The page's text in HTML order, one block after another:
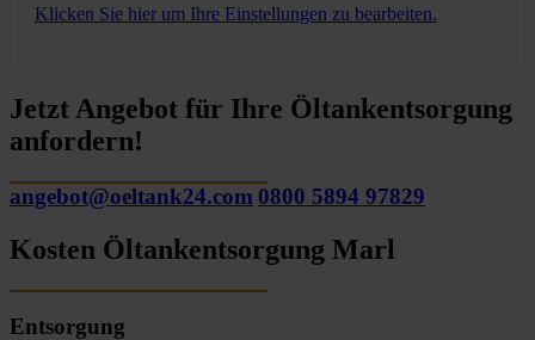
Klicken Sie hier um Ihre Einstellungen zu bearbeiten.
Jetzt Angebot für Ihre Öltankentsorgung
anfordern!
angebot@oeltank24.com 0800 5894 97829
Kosten Öltankentsorgung Marl
Entsorgung